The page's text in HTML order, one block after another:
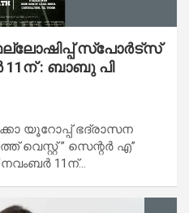
സ്പോർട്സ്
: ബാബു പി
യൂറോപ്പ് ഭദ്രാസന
വെസ്റ്റ് ” സെന്റർ എ”
11ന്…